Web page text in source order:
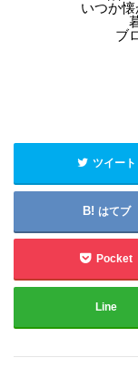
いつか
ブ
ツイート
はてブ
Pocket
Line